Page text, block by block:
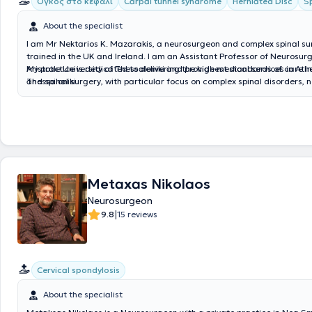
About the specialist
I am Mr Nektarios K. Mazarakis, a neurosurgeon and complex spinal
trained in the UK and Ireland. I am an Assistant Professor of
Aristotle University of Thessaloniki and provide medical services in
Thessaloniki.
My practice is dedicated to delivering the highest standards of care
and spinal surgery, with particular focus on complex spinal disorders,
Metaxas Nikolaos
Neurosurgeon
9.8|15 reviews
Cervical spondylosis
About the specialist